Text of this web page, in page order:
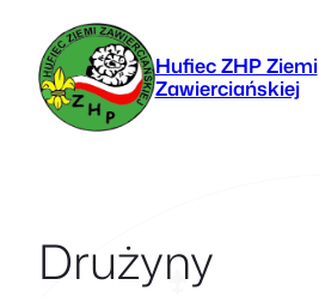
Przejdź
treści
Hufiec ZHP Ziemi
Zawierciańskiej
Drużyny